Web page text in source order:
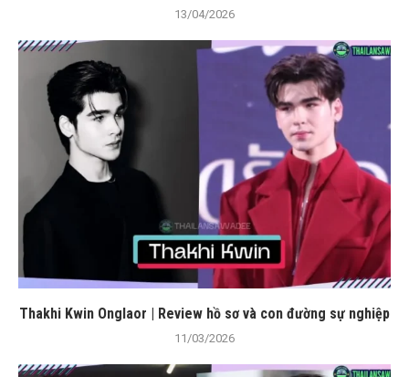
13/04/2026
Thakhi Kwin Onglaor | Review hồ sơ và con đường sự nghiệp
11/03/2026